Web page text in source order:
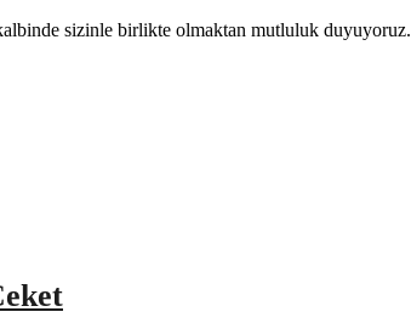
sizinle birlikte olmaktan mutluluk duyuyoruz.